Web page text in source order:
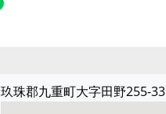
玖珠郡九重町大字田野255-33